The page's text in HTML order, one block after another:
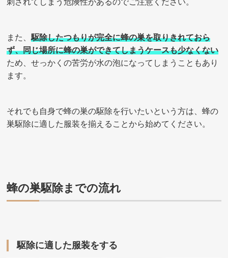
刺されてしまう危険性があるのでご注意ください。
また、駆除したつもりが完全に蜂の巣を取りきれておら
ず、同じ場所に蜂の巣ができてしまうケースも少なくない
ため、せっかくの苦労が水の泡になってしまうこともあり
ます。
それでも自身で蜂の巣の駆除を行いたいという方は、蜂の
巣駆除に適した服装を揃えることから始めてください。
蜂の巣駆除までの流れ
駆除に適した服装をする